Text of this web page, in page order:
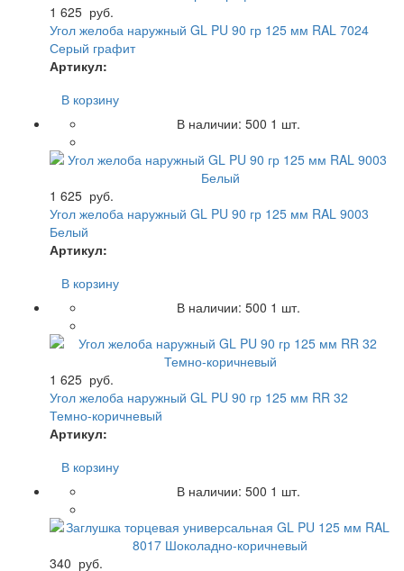
1 625 руб.
Угол желоба наружный GL PU 90 гр 125 мм RAL 7024
Серый графит
Артикул:
В корзину
В наличии: 500 1 шт.
1 625 руб.
Угол желоба наружный GL PU 90 гр 125 мм RAL 9003
Белый
Артикул:
В корзину
В наличии: 500 1 шт.
1 625 руб.
Угол желоба наружный GL PU 90 гр 125 мм RR 32
Темно-коричневый
Артикул:
В корзину
В наличии: 500 1 шт.
340 руб.